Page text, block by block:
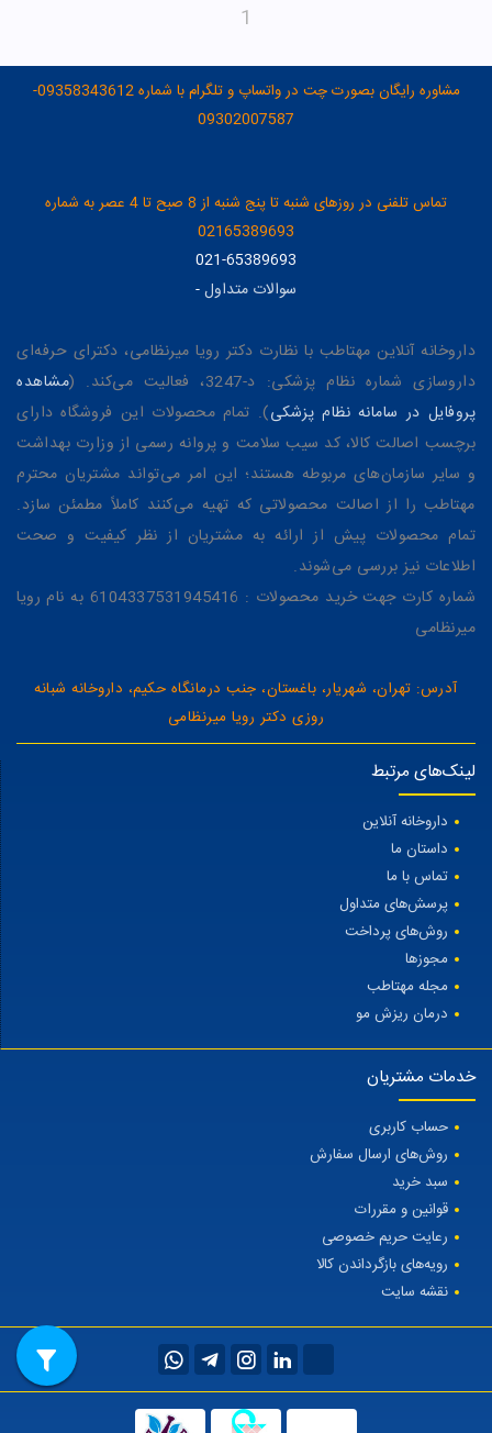
1
مشاوره رایگان بصورت چت در واتساپ و تلگرام با شماره 09358343612-
09302007587
تماس تلفنی در روزهای شنبه تا پنج شنبه از 8 صبح تا 4 عصر به شماره
02165389693
021-65389693
سوالات متداول-
داروخانه آنلاین مهتاطب با نظارت دکتر رویا میرنظامی، دکترای حرفه‌ای
داروسازی شماره نظام پزشکی: د-3247، فعالیت می‌کند. (
مشاهده
پروفایل در سامانه نظام پزشکی). تمام محصولات این فروشگاه دارای
برچسب اصالت کالا، کد سیب سلامت و پروانه رسمی از وزارت بهداشت
و سایر سازمان‌های مربوطه هستند؛ این امر می‌تواند مشتریان محترم
مهتاطب را از اصالت محصولاتی که تهیه می‌کنند کاملاً مطمئن سازد.
تمام محصولات پیش از ارائه به مشتریان از نظر کیفیت و صحت
اطلاعات نیز بررسی می‌شوند.
شماره کارت جهت خرید محصولات : 6104337531945416 به نام رویا
میرنظامی
آدرس: تهران، شهریار، باغستان، جنب درمانگاه حکیم، داروخانه شبانه
روزی دکتر رویا میرنظامی
لینک‌های مرتبط
داروخانه آنلاین
داستان ما
تماس با ما
پرسش‌های متداول
روش‌های پرداخت
مجوزها
مجله مهتاطب
درمان ریزش مو
خدمات مشتریان
حساب کاربری
روش‌های ارسال سفارش
سبد خرید
قوانین و مقررات
رعایت حریم خصوصی
رویه‌های بازگرداندن کالا
نقشه سایت